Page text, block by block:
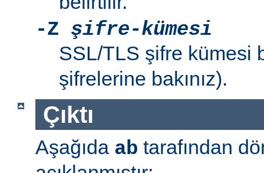
-Z şifre-kümesi
SSL/TLS şifre kümesi
şifrelerine bakınız).
Çıktı
Aşağıda ab tarafından